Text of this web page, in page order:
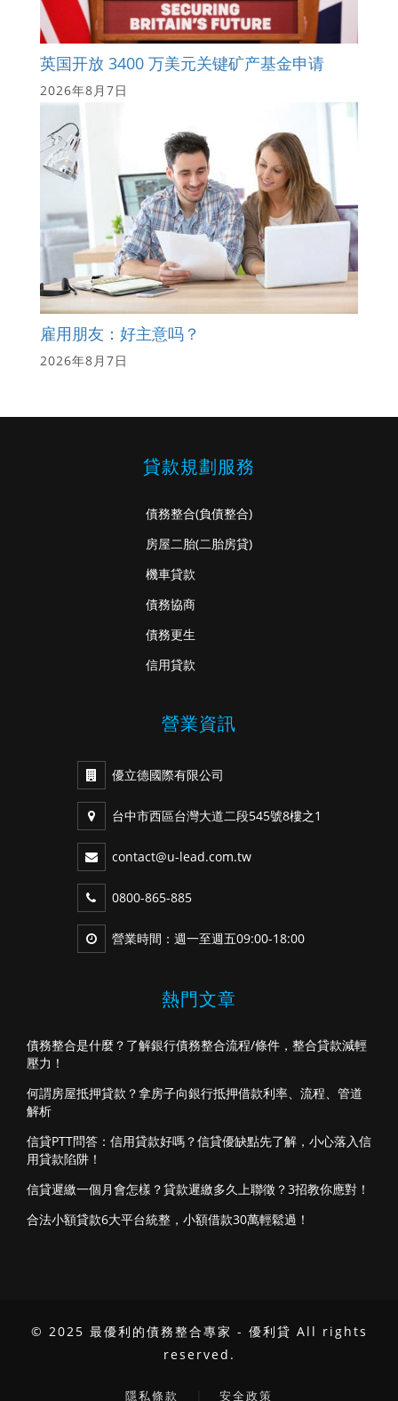
英国开放 3400 万美元关键矿产基金申请
2026年8月7日
雇用朋友：好主意吗？
2026年8月7日
貸款規劃服務
債務整合(負債整合)
房屋二胎(二胎房貸)
機車貸款
債務協商
債務更生
信用貸款
營業資訊
優立德國際有限公司
台中市西區台灣大道二段545號8樓之1
contact@u-lead.com.tw
0800-865-885
營業時間：週一至週五09:00-18:00
熱門文章
債務整合是什麼？了解銀行債務整合流程/條件，整合貸款減輕
壓力！
何謂房屋抵押貸款？拿房子向銀行抵押借款利率、流程、管道
解析
信貸PTT問答：信用貸款好嗎？信貸優缺點先了解，小心落入信
用貸款陷阱！
信貸遲繳一個月會怎樣？貸款遲繳多久上聯徵？3招教你應對！
合法小額貸款6大平台統整，小額借款30萬輕鬆過！
© 2025 最優利的債務整合專家 - 優利貸 All rights
reserved.
隱私條款 安全政策